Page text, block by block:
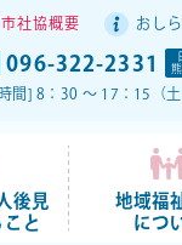
096-322-2331
間] 8：30 ～ 17：15（
市社協概要 おし
後見
と
地域福
につ